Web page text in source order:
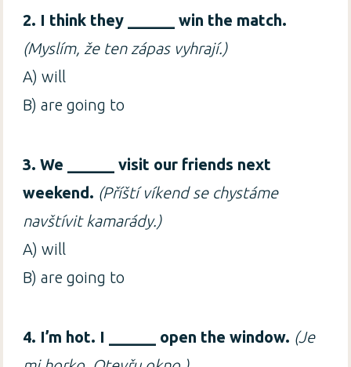
2. I think they ______ win the match.
(Myslím, že ten zápas vyhrají.)
A) will
B) are going to
3. We ______ visit our friends next
weekend. (Příští víkend se chystáme
navštívit kamarády.)
A) will
B) are going to
4. I’m hot. I ______ open the window. (Je